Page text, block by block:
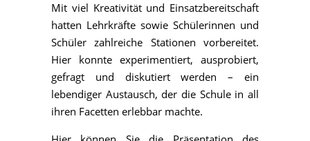
Mit viel Kreativität und Einsatzbereitschaft
hatten Lehrkräfte sowie Schülerinnen und
Schüler zahlreiche Stationen vorbereitet.
Hier konnte experimentiert, ausprobiert,
gefragt und diskutiert werden – ein
lebendiger Austausch, der die Schule in all
ihren Facetten erlebbar machte.